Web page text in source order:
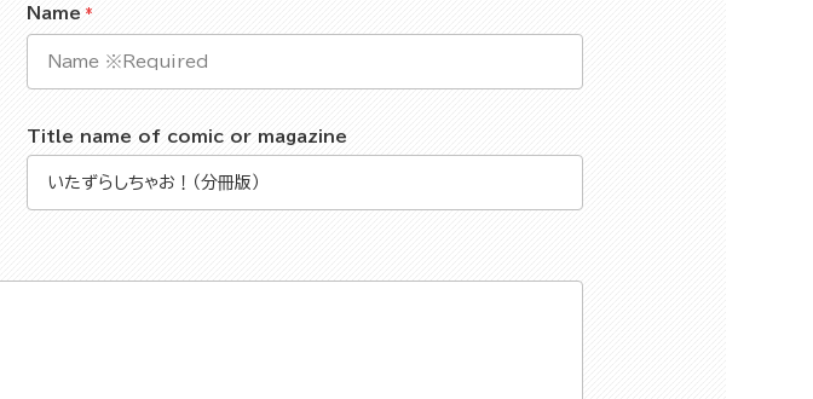
Name
Title name of comic or magazine